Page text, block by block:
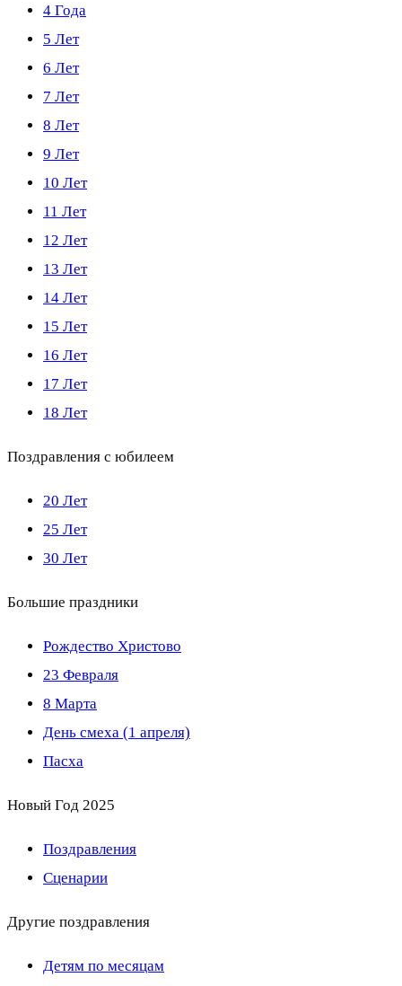
4 Года
5 Лет
6 Лет
7 Лет
8 Лет
9 Лет
10 Лет
11 Лет
12 Лет
13 Лет
14 Лет
15 Лет
16 Лет
17 Лет
18 Лет
Поздравления с юбилеем
20 Лет
25 Лет
30 Лет
Большие праздники
Рождество Христово
23 Февраля
8 Марта
День смеха (1 апреля)
Пасха
Новый Год 2025
Поздравления
Сценарии
Другие поздравления
Детям по месяцам